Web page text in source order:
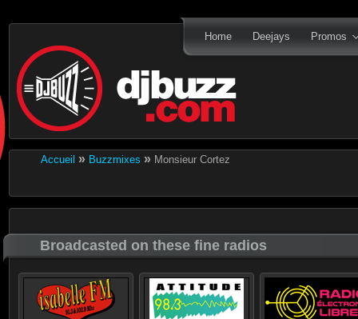
Home Deejays Promos
Accueil » Buzzmixes » Monsieur Cortez
Broadcasted on these fine radios